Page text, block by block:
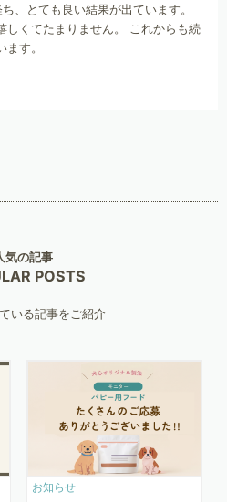
、とても良い結果が出ています。
しくてたまりません。 これからも続
す。
気の記事
POSTS
いる記事をご紹介
お知らせ